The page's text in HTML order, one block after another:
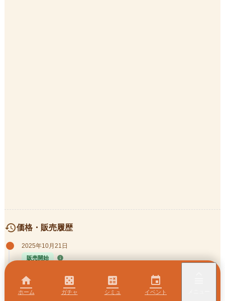
history価格・販売履歴
2025年10月21日
販売開始 info
home
ホーム
casino
ガチャ
calculate
シミュ
event
イベント